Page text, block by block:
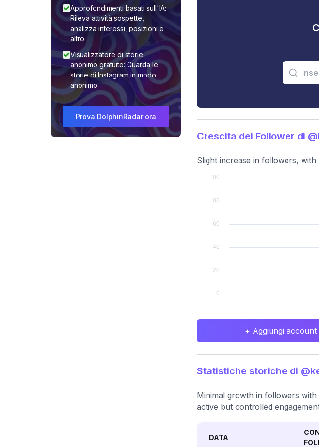
Approfondimenti basati sull'IA:
Rileva attività sospette,
analizza interessi, posizioni e
altro
Visualizzatore di storie
anonimo gratuito: Guarda le
storie di Instagram in modo
anonimo
Prova DolphinRadar ora
Crescita dei Follower di
Slight increase in followers,
+ Aggiungi
Statistiche storiche di
Minimal growth in followers
active but controlled
DATA